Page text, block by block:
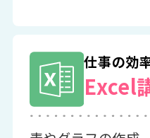
仕事の効
Excel